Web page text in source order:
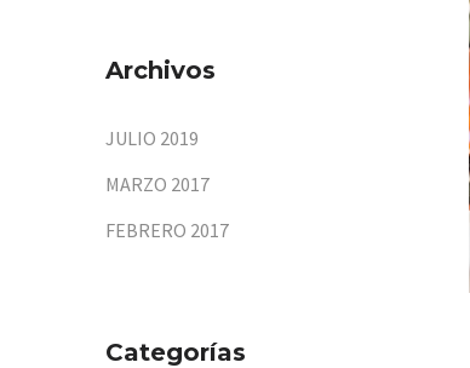
Archivos
JULIO 2019
MARZO 2017
FEBRERO 2017
Categorías